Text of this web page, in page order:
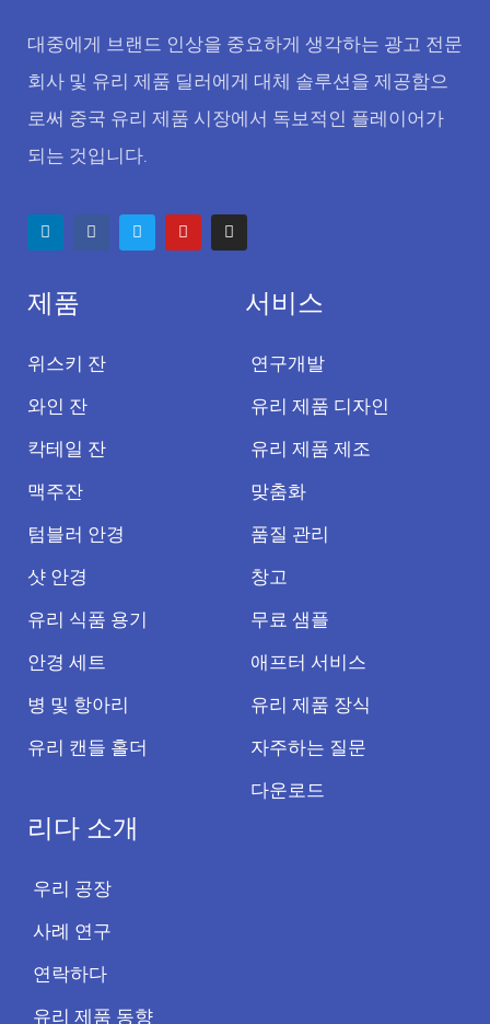
대중에게 브랜드 인상을 중요하게 생각하는 광고 전문
회사 및 유리 제품 딜러에게 대체 솔루션을 제공함으
로써 중국 유리 제품 시장에서 독보적인 플레이어가
되는 것입니다.
제품
위스키 잔
와인 잔
칵테일 잔
맥주잔
텀블러 안경
샷 안경
유리 식품 용기
안경 세트
병 및 항아리
유리 캔들 홀더
서비스
연구개발
유리 제품 디자인
유리 제품 제조
맞춤화
품질 관리
창고
무료 샘플
애프터 서비스
유리 제품 장식
자주하는 질문
다운로드
리다 소개
우리 공장
사례 연구
연락하다
유리 제품 동향